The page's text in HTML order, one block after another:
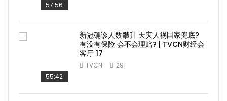
57:56
55:42
新冠确诊人数攀升 天灾人祸国家兜底?
有没有保险 会不会理赔? | TVCN财经会
客厅 17
TVCN 291